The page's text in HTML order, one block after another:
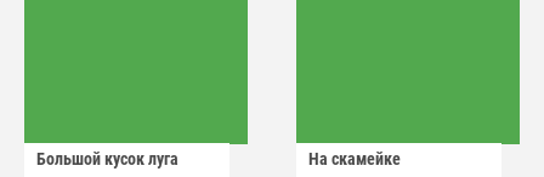
Большой кусок луга На скамейке